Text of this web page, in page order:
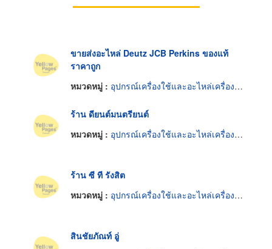
ขายส่งอะไหล่ Deutz JCB Perkins ของแท้
ราคาถูก
หมวดหมู่ : อุปกรณ์เครื่องใช้และอะไหล่เครื่องยนต์
ร้าน ดียนต์มนตรียนต์
หมวดหมู่ : อุปกรณ์เครื่องใช้และอะไหล่เครื่องยนต์
ร้าน ซี ที รังสิต
หมวดหมู่ : อุปกรณ์เครื่องใช้และอะไหล่เครื่องยนต์
สินชัยภัณท์ อู่